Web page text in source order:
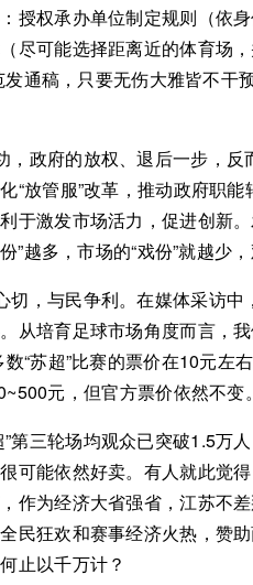
授权承办单位制定规则（依
尽可能选择距离近的体育场
发通稿，只要无伤大雅皆不
，政府的放权、退后一步，
“放管服”改革，推动政府职
于激发市场活力，促进创新
”越多，市场的“戏份”就越少
切，与民争利。在媒体采访
从培育足球市场角度而言，
“苏超”比赛的票价在10元左
元，但官方票价依然不变。
第三轮场均观众已突破1.5万
可能依然好卖。有人就此觉
作为经济大省强省，江苏不
民狂欢和赛事经济火热，赞
止以千万计？